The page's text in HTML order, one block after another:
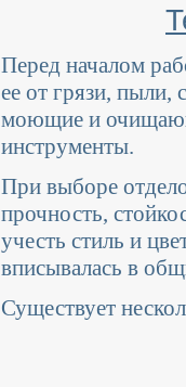
Перед началом
ее от грязи, пыли,
моющие и
инструменты.
При выборе
прочность,
учесть стиль и
вписывалась в
Существует